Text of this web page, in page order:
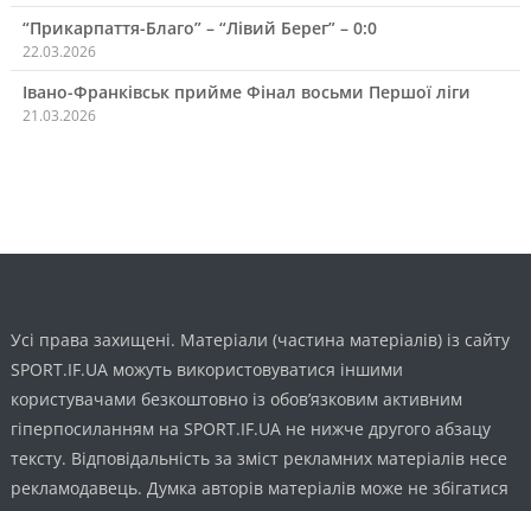
“Прикарпаття-Благо” – “Лівий Берег” – 0:0
22.03.2026
Івано-Франківськ прийме Фінал восьми Першої ліги
21.03.2026
Усі права захищені. Матеріали (частина матеріалів) із сайту
SPORT.IF.UA можуть використовуватися іншими
користувачами безкоштовно із обов’язковим активним
гіперпосиланням на SPORT.IF.UA не нижче другого абзацу
тексту. Відповідальність за зміст рекламних матеріалів несе
рекламодавець. Думка авторів матеріалів може не збігатися